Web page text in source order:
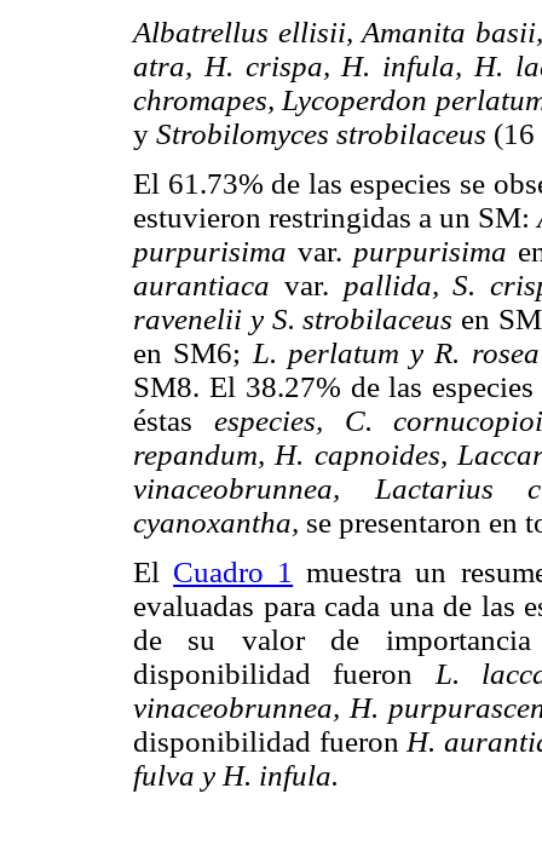
Albatrellus ellisii, Amanita
atra, H. crispa, H. infula, H.
chromapes, Lycoperdon
y Strobilomyces strobilaceus (16
El 61.73% de las especies se
estuvieron restringidas a un SM:
purpurisimavar. purpurisima
aurantiaca var. pallida, S.
ravenelii y S. strobilaceus en
en SM6; L. perlatum y R.
SM8. El 38.27% de las
éstas especies, C.
repandum, H. capnoides,
vinaceobrunnea,
cyanoxantha, se presentaron en
El Cuadro 1 muestra un
evaluadas para cada una de las
de su valor de importancia
disponibilidad fueron L.
vinaceobrunnea, H.
disponibilidad fueron H.
fulva y H. infula.